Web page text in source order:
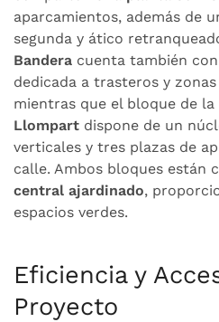
aparcamientos, además de
segunda y ático
Bandera cuenta también
dedicada a trasteros y
mientras que el bloque de la
Llompart dispone de un
verticales y tres plazas de
calle. Ambos bloques están
central ajardinado,
espacios verdes.
Eficiencia y
Proyecto